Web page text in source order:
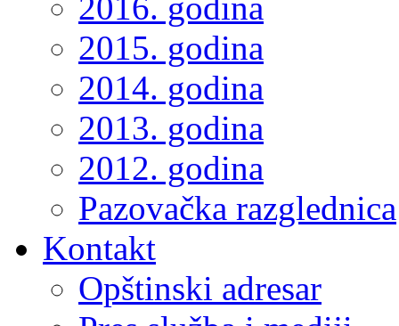
2015. godina
2014. godina
2013. godina
2012. godina
Pazovačka razglednica
Kontakt
Opštinski adresar